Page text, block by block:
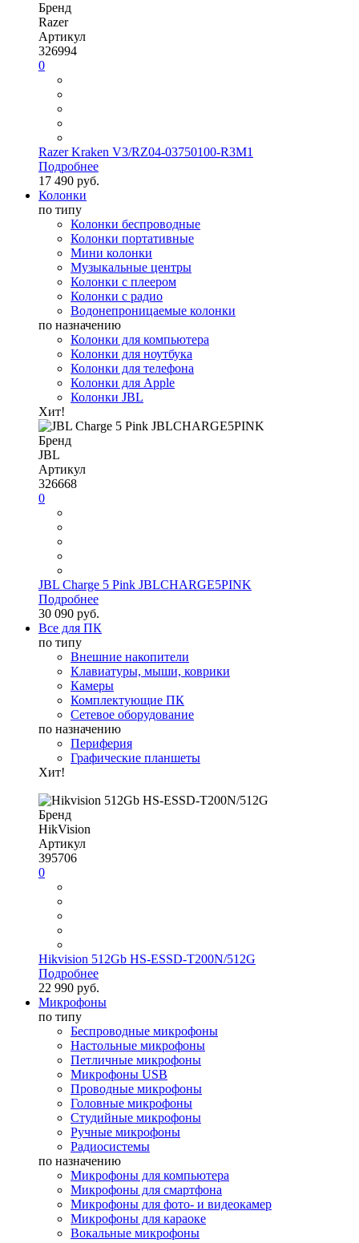
Бренд
Razer
Артикул
326994
0
Razer Kraken V3/RZ04-03750100-R3M1
Подробнее
17 490 руб.
Колонки
по типу
Колонки беспроводные
Колонки портативные
Мини колонки
Музыкальные центры
Колонки с плеером
Колонки с радио
Водонепроницаемые колонки
по назначению
Колонки для компьютера
Колонки для ноутбука
Колонки для телефона
Колонки для Apple
Колонки JBL
Хит!
Бренд
JBL
Артикул
326668
0
JBL Charge 5 Pink JBLCHARGE5PINK
Подробнее
30 090 руб.
Все для ПК
по типу
Внешние накопители
Клавиатуры, мыши, коврики
Камеры
Комплектующие ПК
Сетевое оборудование
по назначению
Периферия
Графические планшеты
Хит!
Бренд
HikVision
Артикул
395706
0
Hikvision 512Gb HS-ESSD-T200N/512G
Подробнее
22 990 руб.
Микрофоны
по типу
Беспроводные микрофоны
Настольные микрофоны
Петличные микрофоны
Микрофоны USB
Проводные микрофоны
Головные микрофоны
Студийные микрофоны
Ручные микрофоны
Радиосистемы
по назначению
Микрофоны для компьютера
Микрофоны для смартфона
Микрофоны для фото- и видеокамер
Микрофоны для караоке
Вокальные микрофоны